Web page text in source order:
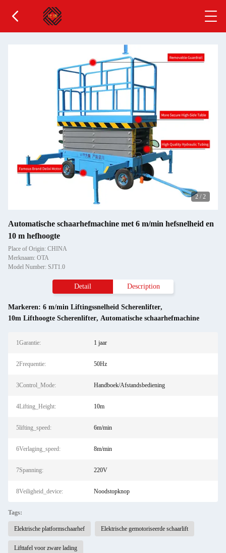
2 / 2
Automatische schaarhefmachine met 6 m/min hefsnelheid en
10 m hefhoogte
Place of Origin: CHINA
Merknaam: OTA
Model Number: SJT1.0
Detail Description
Markeren: 6 m/min Liftingssnelheid Scherenlifter,
10m Lifthoogte Scherenlifter, Automatische schaarhefmachine
1Garantie: 1 jaar
2Frequentie: 50Hz
3Control_Mode: Handboek/Afstandsbediening
4Lifting_Height: 10m
5lifting_speed: 6m/min
6Verlaging_speed: 8m/min
7Spanning: 220V
8Veiligheid_device: Noodstopknop
Tags:
Elektrische platformschaarhef Elektrische gemotoriseerde schaarlift
Lifttafel voor zware lading